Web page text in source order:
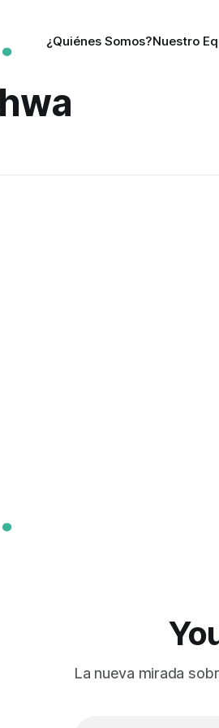
¿Quiénes Somos?Nuestro
La nueva mirada